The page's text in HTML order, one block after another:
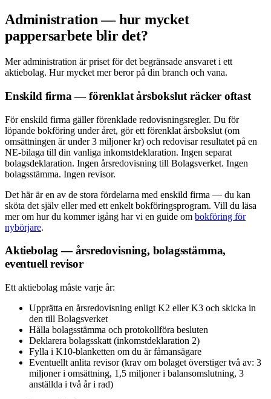
Administration — hur mycket
pappersarbete blir det?
Mer administration är priset för det begränsade ansvaret i ett
aktiebolag. Hur mycket mer beror på din branch och vana.
Enskild firma — förenklat årsbokslut räcker oftast
För enskild firma gäller förenklade redovisningsregler. Du för
löpande bokföring under året, gör ett förenklat årsbokslut (om
omsättningen är under 3 miljoner kr) och redovisar resultatet på en
NE-bilaga till din vanliga inkomstdeklaration. Ingen separat
bolagsdeklaration. Ingen årsredovisning till Bolagsverket. Ingen
bolagsstämma. Ingen revisor.
Det här är en av de stora fördelarna med enskild firma — du kan
sköta det själv eller med ett enkelt bokföringsprogram. Vill du läsa
mer om hur du kommer igång har vi en guide om bokföring för
nybörjare.
Aktiebolag — årsredovisning, bolagsstämma,
eventuell revisor
Ett aktiebolag måste varje år:
Upprätta en årsredovisning enligt K2 eller K3 och skicka in
den till Bolagsverket
Hålla bolagsstämma och protokollföra besluten
Deklarera bolagsskatt (inkomstdeklaration 2)
Fylla i K10-blanketten om du är fåmansägare
Eventuellt anlita revisor (krav om bolaget överstiger två av: 3
miljoner i omsättning, 1,5 miljoner i balansomslutning, 3
anställda i två år i rad)